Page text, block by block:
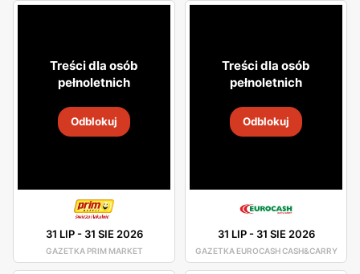
Treści dla osób
pełnoletnich
Odblokuj
31 LIP- 31 SIE 2026
GAZETKA PRIM MARKET
Treści dla osób
pełnoletnich
Odblokuj
31 LIP- 31 SIE 2026
GAZETKA EUROCASH CASH&CARRY